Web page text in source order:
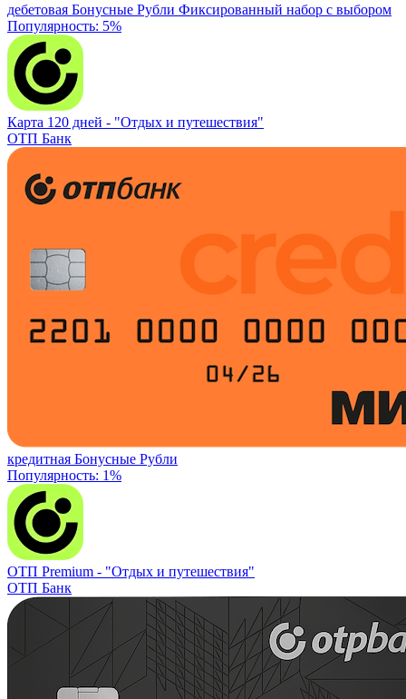
дебетовая Бонусные Рубли Фиксированный набор с выбором
Популярность: 5%
Карта 120 дней - "Отдых и путешествия"
ОТП Банк
кредитная Бонусные Рубли
Популярность: 1%
ОТП Premium - "Отдых и путешествия"
ОТП Банк